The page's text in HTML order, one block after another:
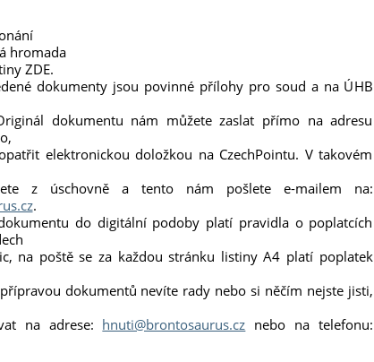
hromada
ZDE.
dokumenty jsou povinné přílohy pro soud a na ÚHB
dokumentu nám můžete zaslat přímo na adresu
elektronickou doložkou na CzechPointu. V takovém
z úschovně a tento nám pošlete e-mailem na:
.
do digitální podoby platí pravidla o poplatcích
na poště se za každou stránku listiny A4 platí poplatek
dokumentů nevíte rady nebo si něčím nejste jisti,
na adrese: hnuti@brontosaurus.cz nebo na telefonu: